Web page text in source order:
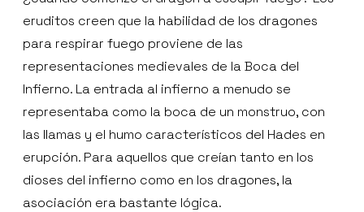
eruditos creen que la habilidad de los dragones
para respirar fuego proviene de las
representaciones medievales de la Boca del
Infierno. La entrada al infierno a menudo se
representaba como la boca de un monstruo, con
las llamas y el humo característicos del Hades en
erupción. Para aquellos que creían tanto en los
dioses del infierno como en los dragones, la
asociación era bastante lógica.